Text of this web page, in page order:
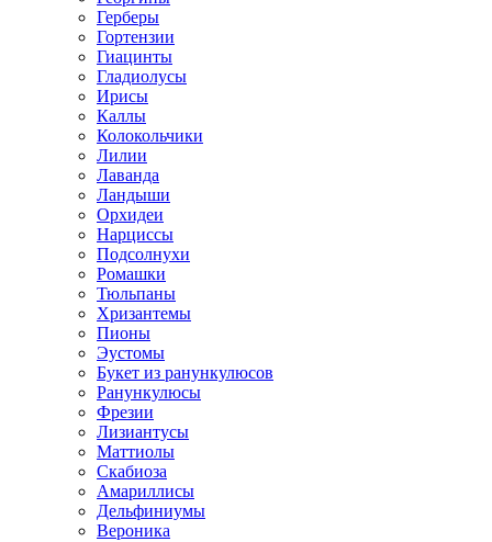
Герберы
Гортензии
Гиацинты
Гладиолусы
Ирисы
Каллы
Колокольчики
Лилии
Лаванда
Ландыши
Орхидеи
Нарциссы
Подсолнухи
Ромашки
Тюльпаны
Хризантемы
Пионы
Эустомы
Букет из ранункулюсов
Ранункулюсы
Фрезии
Лизиантусы
Маттиолы
Скабиоза
Амариллисы
Дельфиниумы
Вероника